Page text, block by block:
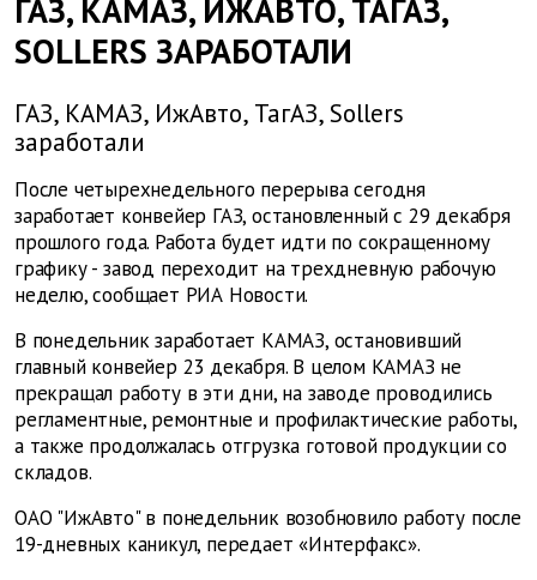
ГАЗ, КАМАЗ, ИЖАВТО, ТАГАЗ,
SOLLERS ЗАРАБОТАЛИ
ГАЗ, КАМАЗ, ИжАвто, ТагАЗ, Sollers
заработали
После четырехнедельного перерыва сегодня
заработает конвейер ГАЗ, остановленный с 29 декабря
прошлого года. Работа будет идти по сокращенному
графику - завод переходит на трехдневную рабочую
неделю, сообщает РИА Новости.
В понедельник заработает КАМАЗ, остановивший
главный конвейер 23 декабря. В целом КАМАЗ не
прекращал работу в эти дни, на заводе проводились
регламентные, ремонтные и профилактические работы,
а также продолжалась отгрузка готовой продукции со
складов.
ОАО "ИжАвто" в понедельник возобновило работу после
19-дневных каникул, передает «Интерфакс».